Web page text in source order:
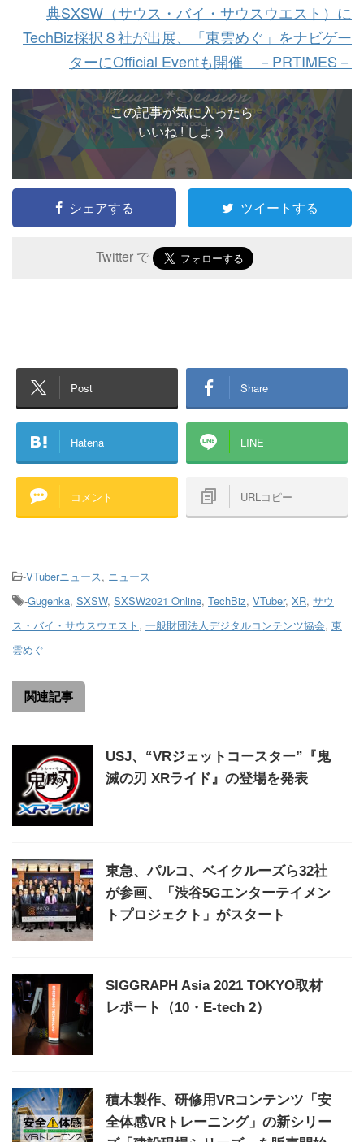
典SXSW（サウス・バイ・サウスウエスト）に
TechBiz採択８社が出展、「東雲めぐ」をナビゲー
ターにOfficial Eventも開催 －PRTIMES－
この記事が気に入ったら
いいね ! しよう
シェアする ツイートする
Twitter で
Post Share
Hatena LINE
コメント URLコピー
-VTuberニュース, ニュース
-Gugenka, SXSW, SXSW2021 Online, TechBiz, VTuber, XR, サウ
ス・バイ・サウスウエスト , 一般財団法人デジタルコンテンツ協会, 東
雲めぐ
関連記事
USJ、“VRジェットコースター”『鬼
滅の刃 XRライド』の登場を発表
東急、パルコ、ベイクルーズら32社
が参画、「渋谷5Gエンターテイメン
トプロジェクト」がスタート
SIGGRAPH Asia 2021 TOKYO取材
レポート（10・E-tech 2）
積木製作、研修用VRコンテンツ「安
全体感VRトレーニング」の新シリー